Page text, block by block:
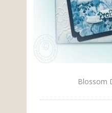
Blossom